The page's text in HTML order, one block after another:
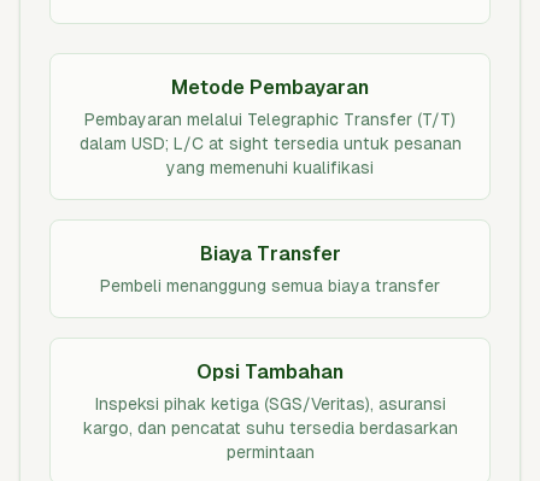
Metode Pembayaran
Pembayaran melalui Telegraphic Transfer (T/T)
dalam USD; L/C at sight tersedia untuk pesanan
yang memenuhi kualifikasi
Biaya Transfer
Pembeli menanggung semua biaya transfer
Opsi Tambahan
Inspeksi pihak ketiga (SGS/Veritas), asuransi
kargo, dan pencatat suhu tersedia berdasarkan
permintaan